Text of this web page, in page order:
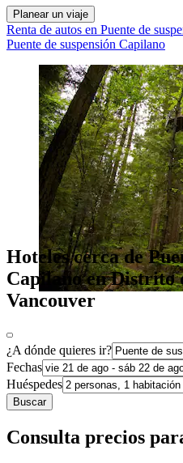
Planear un viaje
Renta de autos en Puente de
Puente de suspensión Capilano
Hoteles cerca de
Capilano en Distrito
Vancouver
¿A dónde quieres ir?
Fechas
Huéspedes
Buscar
Consulta precios